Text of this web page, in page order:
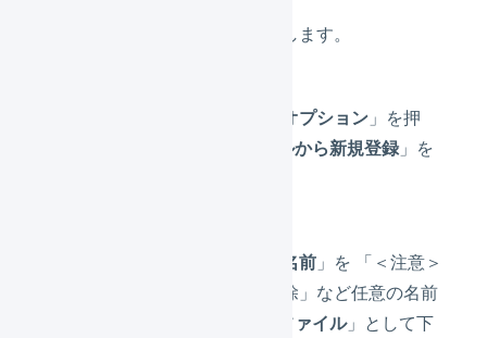
」を選択します。
その他の新規登録オプション 」を押
JSONファイルから新規登録 」を
インポート形式の名前 」を 「＜注意＞
商品エイリアスを削除」など任意の名前
JSONファイル」として下